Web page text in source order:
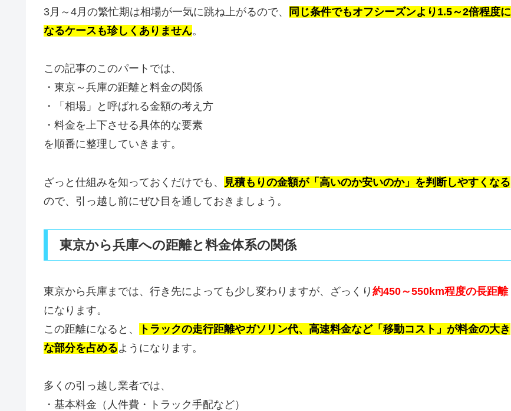
3月～4月の繁忙期は相場が一気に跳ね上がるので、
同じ条件でもオフシーズンより1.5～2倍程度に
なるケースも珍しくありません。
この記事のこのパートでは、
・東京～兵庫の距離と料金の関係
・「相場」と呼ばれる金額の考え方
・料金を上下させる具体的な要素
を順番に整理していきます。
ざっと仕組みを知っておくだけでも、
見積もりの金額が「高いのか安いのか」を判断しやすくなる
ので、引っ越し前にぜひ目を通しておきましょう。
東京から兵庫への距離と料金体系の関係
東京から兵庫までは、行き先によっても少し変わりますが、ざっくり 約450～550km程度の長距離
になります。
この距離になると、
トラックの走行距離やガソリン代、高速料金など「移動コスト」が料金の大き
な部分を占めるようになります。
多くの引っ越し業者では、
・基本料金（人件費・トラック手配など）